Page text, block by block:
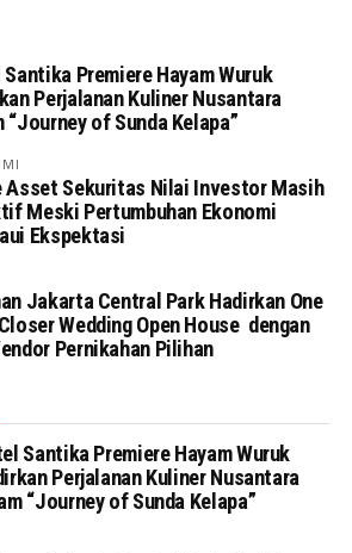
Premiere Hayam Wuruk
Perjalanan Kuliner Nusantara
“Journey of Sunda Kelapa”
Asset Sekuritas Nilai Investor Masih
Meski Pertumbuhan Ekonomi
Ekspektasi
Jakarta Central Park Hadirkan One
Wedding Open House dengan
Pernikahan Pilihan
Santika Premiere Hayam Wuruk
Perjalanan Kuliner Nusantara
“Journey of Sunda Kelapa”